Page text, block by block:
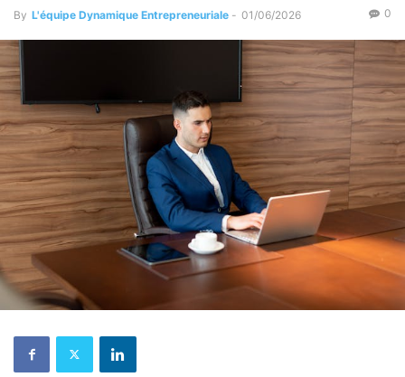
By L'équipe Dynamique Entrepreneuriale - 01/06/2026 0